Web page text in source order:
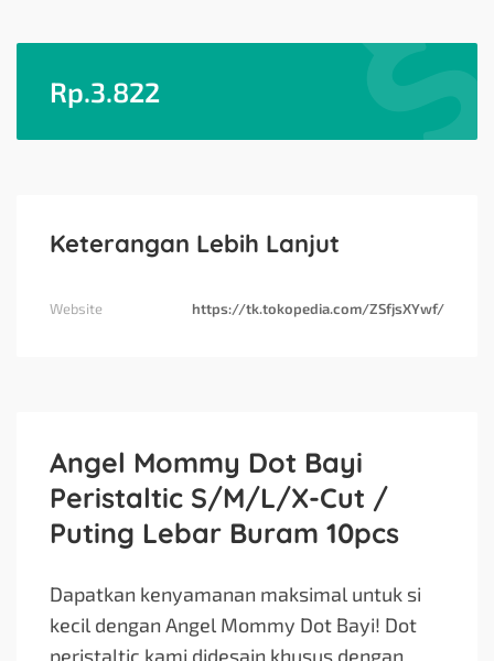
Rp.3.822
Keterangan Lebih Lanjut
Website https://tk.tokopedia.com/ZSfjsXYwf/
Angel Mommy Dot Bayi
Peristaltic S/M/L/X-Cut /
Puting Lebar Buram 10pcs
Dapatkan kenyamanan maksimal untuk si
kecil dengan Angel Mommy Dot Bayi! Dot
peristaltic kami didesain khusus dengan